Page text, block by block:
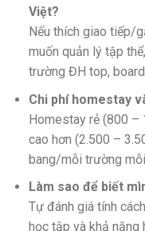
Việt?
Nếu thích giao tiếp/
muốn quản lý tập
trường ĐH top,
Chi phí homestay
Homestay rẻ (800 –
cao hơn (2.500 –
bang/mỗi trường mỗi
Làm sao để biết
Tự đánh giá tính
học tập và khả